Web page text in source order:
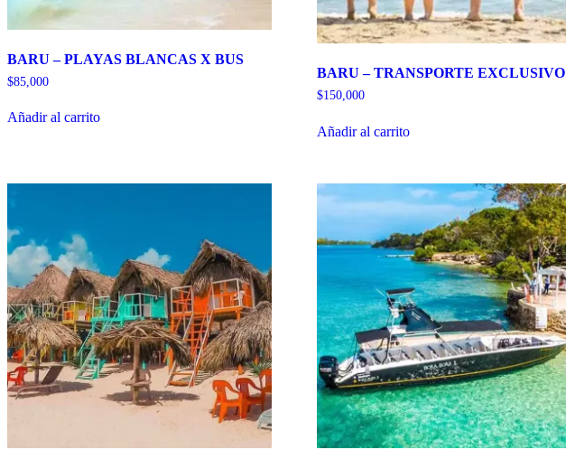
BARU – PLAYAS BLANCAS X BUS
$85,000
Añadir al carrito
BARU – TRANSPORTE EXCLUSIVO
$150,000
Añadir al carrito